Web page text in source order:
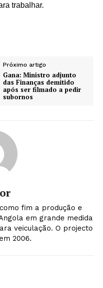
trabalhar.
Próximo artigo
Gana: Ministro adjunto
das Finanças demitido
após ser filmado a pedir
subornos
fim a produção e
em grande medida
veiculação. O projecto
2006.